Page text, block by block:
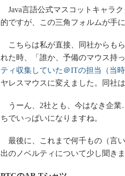
Java言語公式マスコットキャラ
的ですが、この三角フォルムが手
こちらは私が直接、同社からも
れた時、「誰か、予備のマウス持
ティ収集していた＠ITの担当（当
ヤレスマウスに変えました。同社
うーん、2社とも、今はなき企
ちでいっぱいになりますね。
最後に、これまで何千もの（言
出のノベルティについて少し聞き